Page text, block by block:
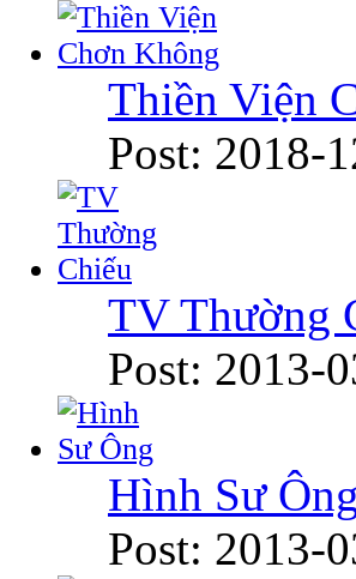
Thiền Viện
Post: 2018-
TV Thường
Post: 2013-
Hình Sư Ông
Post: 2013-